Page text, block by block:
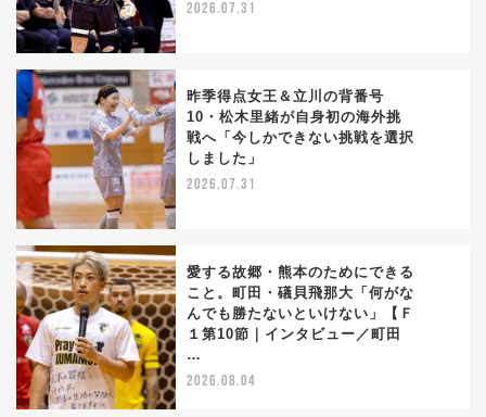
2026.07.31
昨季得点女王＆立川の背番号
10・松木里緒が自身初の海外挑
戦へ「今しかできない挑戦を選択
しました」
2026.07.31
愛する故郷・熊本のためにできる
こと。町田・礒貝飛那大「何がな
んでも勝たないといけない」【Ｆ
１第10節｜インタビュー／町田
…
2026.08.04